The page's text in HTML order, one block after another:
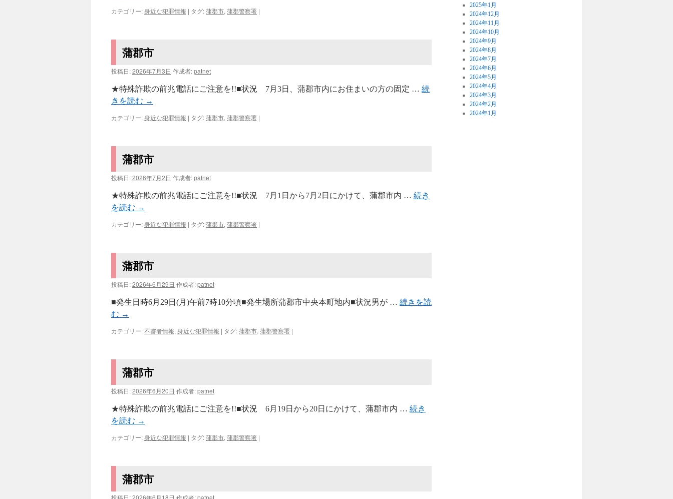
カテゴリー:身近な犯罪情報 | タグ:蒲郡市, 蒲郡警察署 |
蒲郡市
投稿日:2026年7月3日 作成者:patnet
★特殊詐欺の前兆電話にご注意を!!■状況 7月3日、蒲郡市内にお住まいの方の固定 … 続
きを読む →
カテゴリー:身近な犯罪情報 | タグ:蒲郡市, 蒲郡警察署 |
蒲郡市
投稿日:2026年7月2日 作成者:patnet
★特殊詐欺の前兆電話にご注意を!!■状況 7月1日から7月2日にかけて、蒲郡市内 … 続き
を読む →
カテゴリー:身近な犯罪情報 | タグ:蒲郡市, 蒲郡警察署 |
蒲郡市
投稿日:2026年6月29日 作成者:patnet
■発生日時6月29日(月)午前7時10分頃■発生場所蒲郡市中央本町地内■状況男が … 続きを読
む →
カテゴリー:不審者情報, 身近な犯罪情報 | タグ:蒲郡市, 蒲郡警察署 |
蒲郡市
投稿日:2026年6月20日 作成者:patnet
★特殊詐欺の前兆電話にご注意を!!■状況 6月19日から20日にかけて、蒲郡市内 … 続き
を読む →
カテゴリー:身近な犯罪情報 | タグ:蒲郡市, 蒲郡警察署 |
蒲郡市
投稿日:2026年6月18日 作成者:patnet
2025年1月
2024年12月
2024年11月
2024年10月
2024年9月
2024年8月
2024年7月
2024年6月
2024年5月
2024年4月
2024年3月
2024年2月
2024年1月